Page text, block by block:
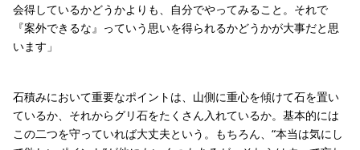
会得しているかどうかよりも、自分でやってみること。それで
『案外できるな』っていう思いを得られるかどうかが大事だと思
います」
石積みにおいて重要なポイントは、山側に重心を傾けて石を置い
ているか、それからグリ石をたくさん入れているか。基本的には
この二つを守っていれば大丈夫という。もちろん、“本当は気にし